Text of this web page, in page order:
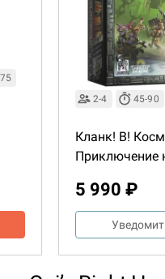
2-4 45-90
Кланк! В!
Приключение
5 990 ₽